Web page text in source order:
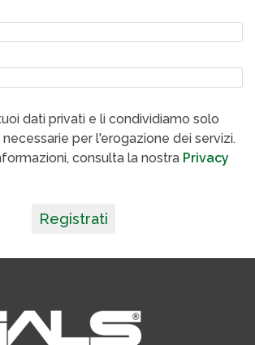
dati privati e li condividiamo solo
per l'erogazione dei servizi.
consulta la nostra Privacy
Registrati